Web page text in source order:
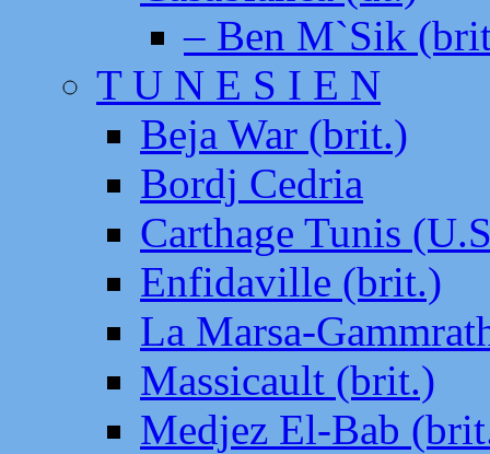
– Ben M`Sik
T U N E S I E N
Beja War (brit.)
Bordj Cedria
Carthage Tunis
Enfidaville (brit.)
La Marsa-
Massicault (brit.)
Medjez El-Bab